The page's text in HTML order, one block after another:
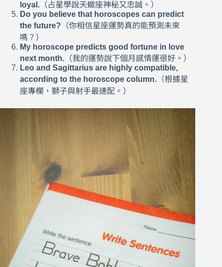
loyal. （占星學說天蠍座神秘又忠誠。）
Do you believe that horoscopes can predict
the future? （你相信星座運勢真的能預測未來
嗎？）
My horoscope predicts good fortune in love
next month. （我的運勢說下個月感情運很好。）
Leo and Sagittarius are highly compatible,
according to the horoscope column. （根據星
座專欄，獅子與射手最速配。）